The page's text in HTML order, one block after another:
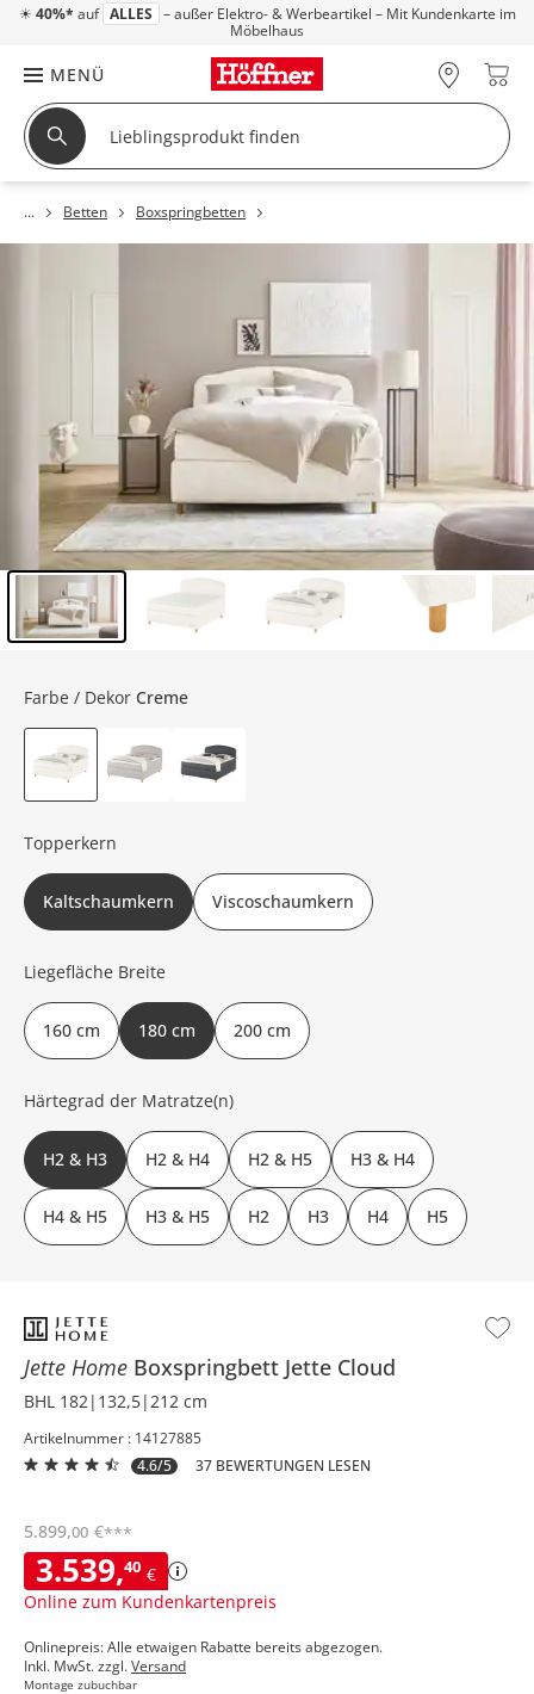
☀ 40%* auf ALLES – außer Elektro- & Werbeartikel – Mit Kundenkarte im
Möbelhaus
MENÜ
Betten Boxspringbetten
Jette Home Boxspringbett Jette Cloud
BHL 182|132,5|212 cm
Artikelnummer : 14127885
4.6/5
37 BEWERTUNGEN LESEN
3.539,40 €
Online zum Kundenkartenpreis
5.899,00 €***
Onlinepreis: Alle etwaigen Rabatte bereits abgezogen.
Inkl. MwSt. zzgl.Versand
Montage zubuchbar
Farbe / Dekor Creme
Topperkern
Kaltschaumkern Viscoschaumkern
Liegefläche Breite
160 cm 180 cm 200 cm
Härtegrad der Matratze(n)
H2 & H3 H2 & H4 H2 & H5 H3 & H4
H4 & H5 H3 & H5 H2 H3 H4 H5